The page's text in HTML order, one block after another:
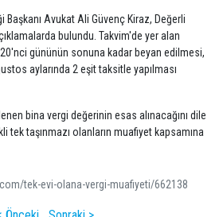
Başkanı Avukat Ali Güvenç Kiraz, Değerli
bulundu. Takvim'de yer alan
gününün sonuna kadar beyan edilmesi,
aylarında 2 eşit taksitle yapılması
bina vergi değerinin esas alınacağını dile
tek taşınmazı olanların muafiyet kapsamına
tek-evi-olana-vergi-muafiyeti/662138